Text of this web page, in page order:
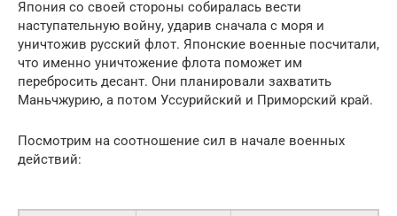
Япония со своей стороны собиралась вести
наступательную войну, ударив сначала с моря и
уничтожив русский флот. Японские военные посчитали,
что именно уничтожение флота поможет им
перебросить десант. Они планировали захватить
Маньчжурию, а потом Уссурийский и Приморский край.
Посмотрим на соотношение сил в начале военных
действий: